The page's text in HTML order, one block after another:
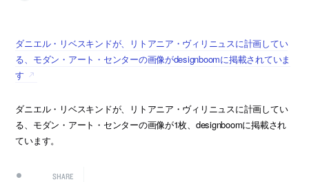
ダニエル・リベスキンドが、リトアニア・ヴィリニュスに計画してい
る、モダン・アート・センターの画像がdesignboomに掲載されていま
す
ダニエル・リベスキンドが、リトアニア・ヴィリニュスに計画してい
る、モダン・アート・センターの画像が1枚、designboomに掲載され
ています。
SHARE